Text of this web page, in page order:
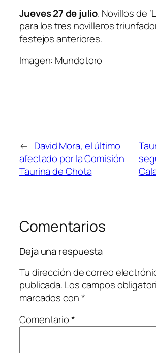
Jueves 27 de julio. Novillos de
para los tres novilleros
festejos anteriores.
Imagen: Mundotoro
← David Mora, el último
afectado por la Comisión
Taurina de Chota
Comentarios
Deja una respuesta
Tu dirección de correo
publicada. Los campos
marcados con*
Comentario*